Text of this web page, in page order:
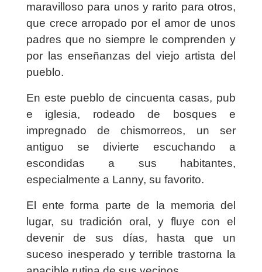
maravilloso para unos y rarito para otros,
que crece arropado por el amor de unos
padres que no siempre le comprenden y
por las enseñanzas del viejo artista del
pueblo.
En este pueblo de cincuenta casas, pub
e iglesia, rodeado de bosques e
impregnado de chismorreos, un ser
antiguo se divierte escuchando a
escondidas a sus habitantes,
especialmente a Lanny, su favorito.
El ente forma parte de la memoria del
lugar, su tradición oral, y fluye con el
devenir de sus días, hasta que un
suceso inesperado y terrible trastorna la